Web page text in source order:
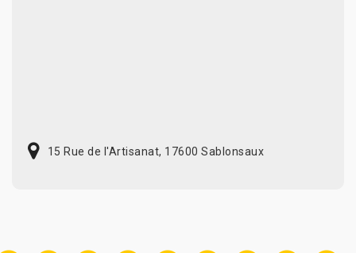
15 Rue de l'Artisanat, 17600 Sablonsaux